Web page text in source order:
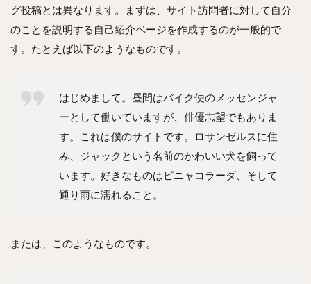
グ投稿とは異なります。まずは、サイト訪問者に対して自分
のことを説明する自己紹介ページを作成するのが一般的で
す。たとえば以下のようなものです。
はじめまして。昼間はバイク便のメッセンジャ
ーとして働いていますが、俳優志望でもありま
す。これは僕のサイトです。ロサンゼルスに住
み、ジャックという名前のかわいい犬を飼って
います。好きなものはピニャコラーダ、そして
通り雨に濡れること。
または、このようなものです。